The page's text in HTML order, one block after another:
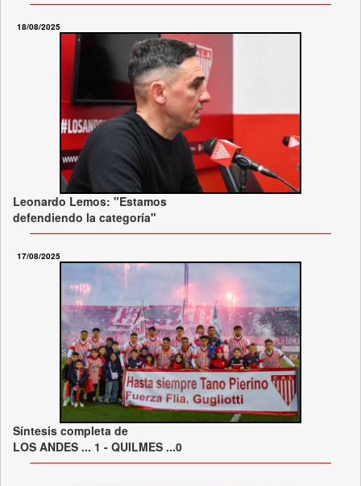
18/08/2025
Leonardo Lemos: "Estamos
defendiendo la categoría"
17/08/2025
Síntesis completa de
LOS ANDES ... 1 - QUILMES ...0